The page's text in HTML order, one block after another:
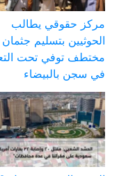
مركز حقوقي يطالب
الحوثيين بتسليم جثمان
مختطف توفي تحت
في سجن بالبيضاء